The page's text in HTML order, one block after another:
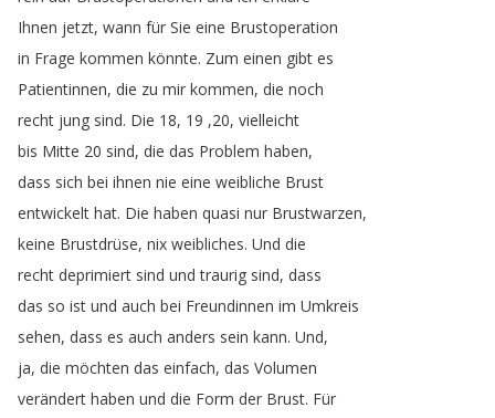
Ihnen jetzt, wann für Sie eine Brustoperation
in Frage kommen könnte. Zum einen gibt es
Patientinnen, die zu mir kommen, die noch
recht jung sind. Die 18, 19 ,20, vielleicht
bis Mitte 20 sind, die das Problem haben,
dass sich bei ihnen nie eine weibliche Brust
entwickelt hat. Die haben quasi nur Brustwarzen,
keine Brustdrüse, nix weibliches. Und die
recht deprimiert sind und traurig sind, dass
das so ist und auch bei Freundinnen im Umkreis
sehen, dass es auch anders sein kann. Und,
ja, die möchten das einfach, das Volumen
verändert haben und die Form der Brust. Für